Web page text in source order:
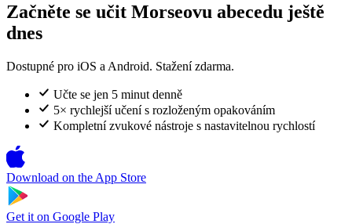
Začněte se učit Morseovu abecedu ještě
dnes
Dostupné pro iOS a Android. Stažení zdarma.
Učte se jen 5 minut denně
5× rychlejší učení s rozloženým opakováním
Kompletní zvukové nástroje s nastavitelnou rychlostí
Download on the App Store
Get it on Google Play